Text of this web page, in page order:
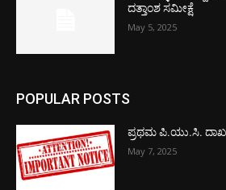
ದತ್ತಾಂಶ ಸಮೀಕ್ಷೆ
May 5, 2025
POPULAR POSTS
ಪ್ರಥಮ ಪಿ.ಯು.ಸಿ.
May 7, 2025